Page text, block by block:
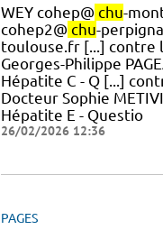
WEY cohep@ chu-
cohep2@ chu-
toulouse.fr [...] contre
Georges-Philippe
Hépatite C - Q [...]
Docteur Sophie
Hépatite E - Questio
26/02/2026 12:36
PAGES